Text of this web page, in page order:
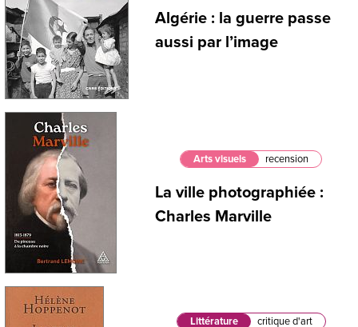
Algérie : la guerre passe
aussi par l’image
Arts visuels recension
La ville photographiée :
Charles Marville
Littérature critique d'art